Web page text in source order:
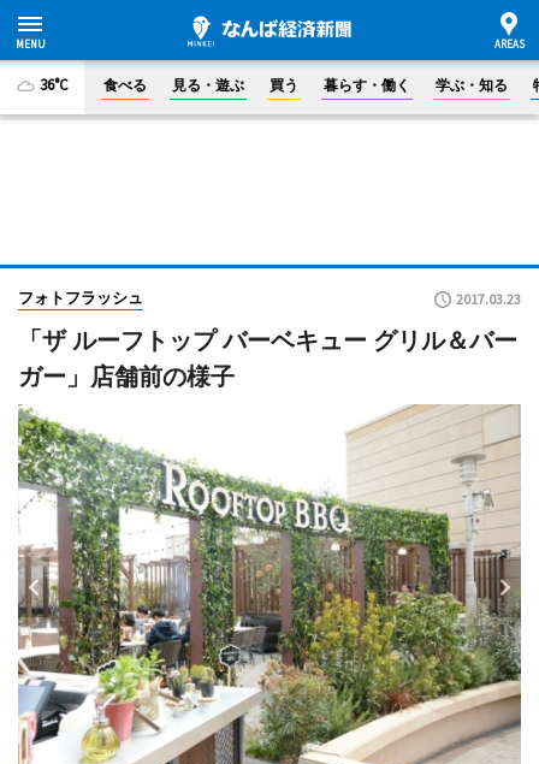
36°C 食べる 見る・遊ぶ 買う 暮らす・働く 学ぶ・知る
フォトフラッシュ 2017.03.23
「ザ ルーフトップ バーベキュー グリル＆バー
ガー」店舗前の様子